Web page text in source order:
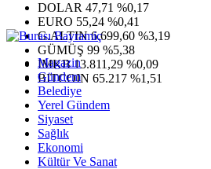
DOLAR 47,71 %0,17
EURO 55,24 %0,41
G.ALTIN6.699,60 %3,19
GÜMÜŞ 99 %5,38
IMKB13.811,29 %0,09
BITCOIN 65.217 %1,51
Magazin
Gündem
Belediye
Yerel Gündem
Siyaset
Sağlık
Ekonomi
Kültür Ve Sanat